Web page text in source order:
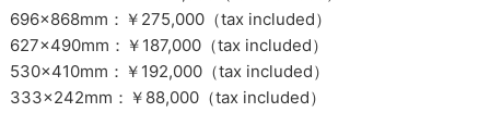
696×868mm：￥275,000（tax included）
627×490mm：￥187,000（tax included）
530×410mm：￥192,000（tax included）
333×242mm：￥88,000（tax included）